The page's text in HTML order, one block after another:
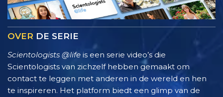
OVER DE SERIE
Scientologists @life is een serie video’s die
Scientologists van zichzelf hebben gemaakt om
contact te leggen met anderen in de wereld en hen
te inspireren. Het platform biedt een glimp van de